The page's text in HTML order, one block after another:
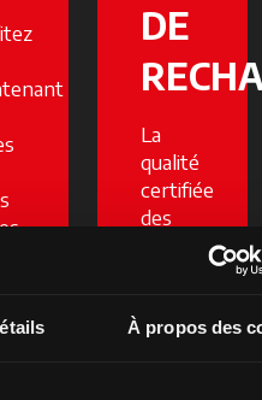
À propos des
DE
La
qualité
certifiée
des
détachées
McCormick